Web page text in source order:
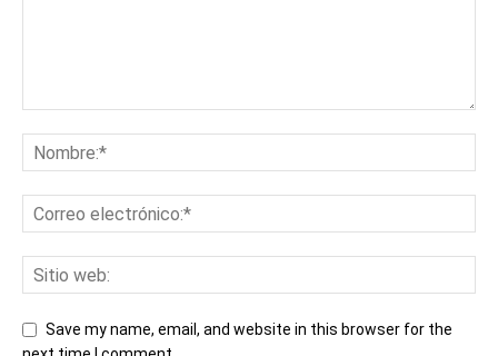
Save my name, email, and website in this browser for the